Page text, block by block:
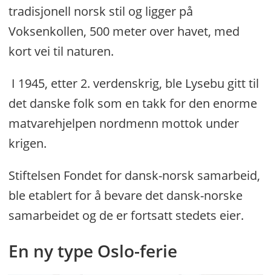
tradisjonell norsk stil og ligger på
Voksenkollen, 500 meter over havet, med
kort vei til naturen.
I 1945, etter 2. verdenskrig, ble Lysebu gitt til
det danske folk som en takk for den enorme
matvarehjelpen nordmenn mottok under
krigen.
Stiftelsen Fondet for dansk-norsk samarbeid,
ble etablert for å bevare det dansk-norske
samarbeidet og de er fortsatt stedets eier.
En ny type Oslo-ferie